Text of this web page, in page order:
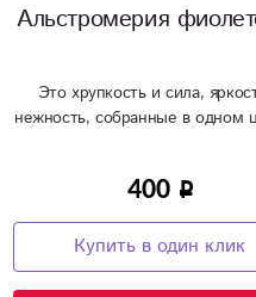
Альстромерия
Это хрупкость и сила,
нежность, собранные в одном
400
Купить в один клик